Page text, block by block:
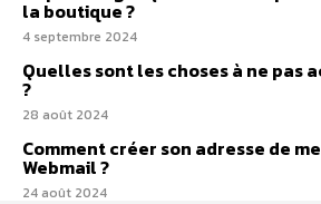
la boutique ?
4 septembre 2024
Quelles sont les choses à ne pas
?
28 août 2024
Comment créer son adresse de
Webmail ?
24 août 2024